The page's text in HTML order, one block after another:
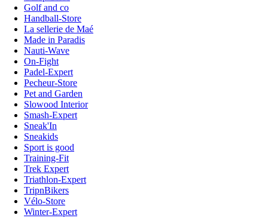
Golf and co
Handball-Store
La sellerie de Maé
Made in Paradis
Nauti-Wave
On-Fight
Padel-Expert
Pecheur-Store
Pet and Garden
Slowood Interior
Smash-Expert
Sneak'In
Sneakids
Sport is good
Training-Fit
Trek Expert
Triathlon-Expert
TripnBikers
Vélo-Store
Winter-Expert